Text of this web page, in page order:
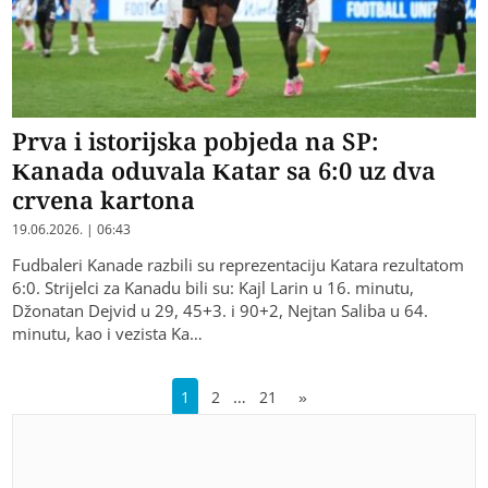
Prva i istorijska pobjeda na SP:
Kanada oduvala Katar sa 6:0 uz dva
crvena kartona
19.06.2026. | 06:43
Fudbaleri Kanade razbili su reprezentaciju Katara rezultatom
6:0. Strijelci za Kanadu bili su: Kajl Larin u 16. minutu,
Džonatan Dejvid u 29, 45+3. i 90+2, Nejtan Saliba u 64.
minutu, kao i vezista Ka…
1 2 … 21 »